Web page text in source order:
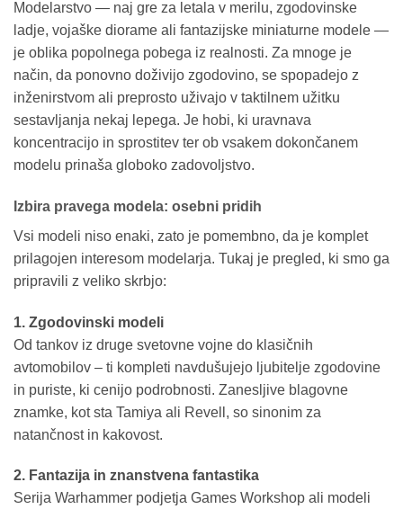
Modelarstvo — naj gre za letala v merilu, zgodovinske
ladje, vojaške diorame ali fantazijske miniaturne modele —
je oblika popolnega pobega iz realnosti. Za mnoge je
način, da ponovno doživijo zgodovino, se spopadejo z
inženirstvom ali preprosto uživajo v taktilnem užitku
sestavljanja nekaj lepega. Je hobi, ki uravnava
koncentracijo in sprostitev ter ob vsakem dokončanem
modelu prinaša globoko zadovoljstvo.
Izbira pravega modela: osebni pridih
Vsi modeli niso enaki, zato je pomembno, da je komplet
prilagojen interesom modelarja. Tukaj je pregled, ki smo ga
pripravili z veliko skrbjo:
1. Zgodovinski modeli
Od tankov iz druge svetovne vojne do klasičnih
avtomobilov – ti kompleti navdušujejo ljubitelje zgodovine
in puriste, ki cenijo podrobnosti. Zanesljive blagovne
znamke, kot sta Tamiya ali Revell, so sinonim za
natančnost in kakovost.
2. Fantazija in znanstvena fantastika
Serija Warhammer podjetja Games Workshop ali modeli